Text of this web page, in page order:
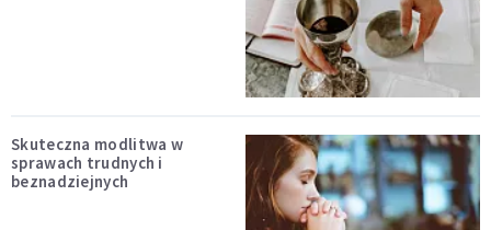
Skuteczna modlitwa w
sprawach trudnych i
beznadziejnych